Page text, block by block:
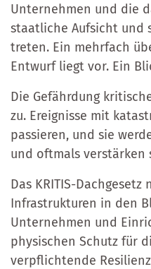
Unternehmen und die
staatliche Aufsicht und
treten. Ein mehrfach
Entwurf liegt vor. Ein
Die Gefährdung
zu. Ereignisse mit
passieren, und sie
und oftmals verstärken
Das KRITIS-
Infrastrukturen in den
Unternehmen und
physischen Schutz für
verpflichtende